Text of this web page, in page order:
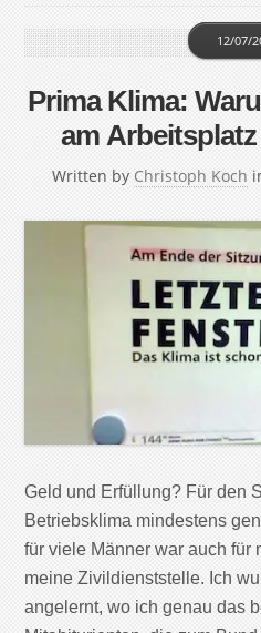
Prima Klima:
am
Written by Christoph Koch
12/07/
Geld und Erfüllung? Für den
Betriebsklima mindestens
für viele Männer war auch für
meine Zivildienststelle. Ich
angelernt, wo ich genau das